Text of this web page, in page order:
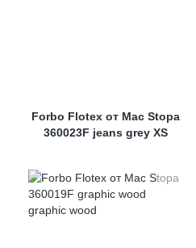
Forbo Flotex от Mac Stopa
360023F jeans grey XS